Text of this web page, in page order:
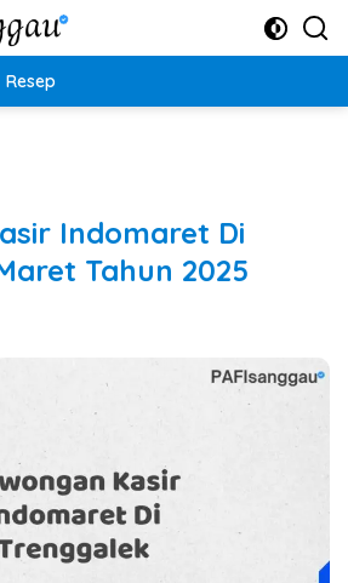
Resep
Indomaret Di
Tahun 2025